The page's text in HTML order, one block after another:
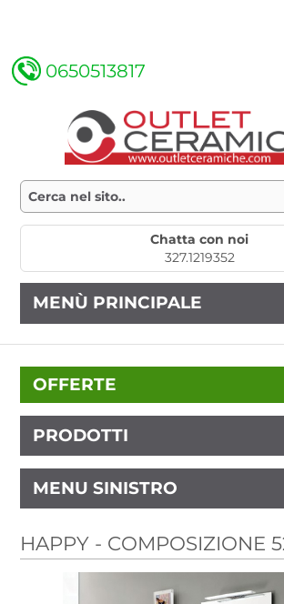
0650513817
Chatta con noi
327.1219352
MENÙ PRINCIPALE
OFFERTE
PRODOTTI
MENU SINISTRO
HAPPY - COMPOSIZIONE